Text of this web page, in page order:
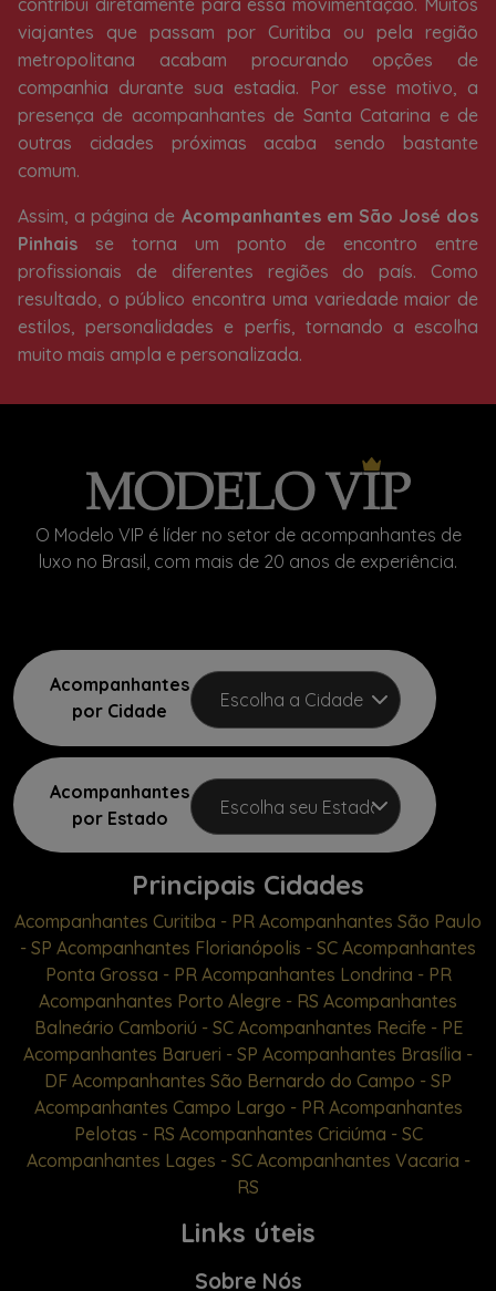
contribui diretamente para essa movimentação. Muitos
viajantes que passam por Curitiba ou pela região
metropolitana acabam procurando opções de
companhia durante sua estadia. Por esse motivo, a
presença de acompanhantes de Santa Catarina e de
outras cidades próximas acaba sendo bastante
comum.
Assim, a página de Acompanhantes em São José dos
Pinhais se torna um ponto de encontro entre
profissionais de diferentes regiões do país. Como
resultado, o público encontra uma variedade maior de
estilos, personalidades e perfis, tornando a escolha
muito mais ampla e personalizada.
O Modelo VIP é líder no setor de acompanhantes de
luxo no Brasil, com mais de 20 anos de experiência.
Acompanhantes
por Cidade
Acompanhantes
por Estado
Principais Cidades
Acompanhantes Curitiba - PR Acompanhantes São Paulo
- SP Acompanhantes Florianópolis - SC Acompanhantes
Ponta Grossa - PR Acompanhantes Londrina - PR
Acompanhantes Porto Alegre - RS Acompanhantes
Balneário Camboriú - SC Acompanhantes Recife - PE
Acompanhantes Barueri - SP Acompanhantes Brasília -
DF Acompanhantes São Bernardo do Campo - SP
Acompanhantes Campo Largo - PR Acompanhantes
Pelotas - RS Acompanhantes Criciúma - SC
Acompanhantes Lages - SC Acompanhantes Vacaria -
RS
Links úteis
Sobre Nós